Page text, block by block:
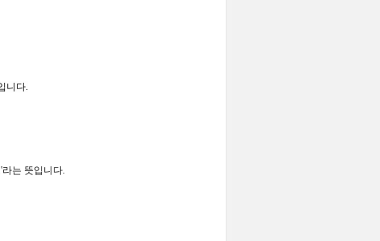
니다.
'라는 뜻입니다.